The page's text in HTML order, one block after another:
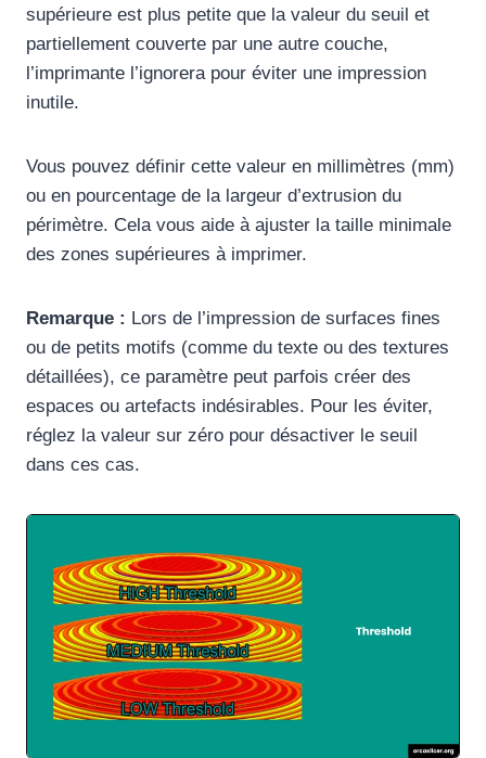
supérieure est plus petite que la valeur du seuil et
partiellement couverte par une autre couche,
l’imprimante l’ignorera pour éviter une impression
inutile.
Vous pouvez définir cette valeur en millimètres (mm)
ou en pourcentage de la largeur d’extrusion du
périmètre. Cela vous aide à ajuster la taille minimale
des zones supérieures à imprimer.
Remarque : Lors de l’impression de surfaces fines
ou de petits motifs (comme du texte ou des textures
détaillées), ce paramètre peut parfois créer des
espaces ou artefacts indésirables. Pour les éviter,
réglez la valeur sur zéro pour désactiver le seuil
dans ces cas.